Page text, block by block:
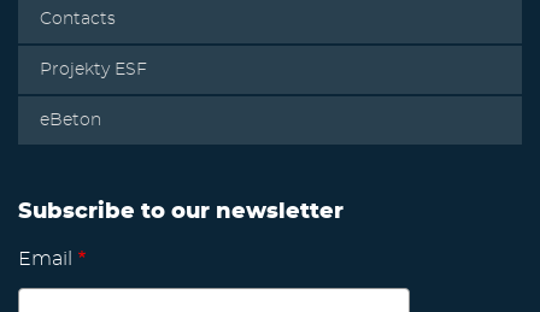
Contacts
Projekty ESF
eBeton
Subscribe to our newsletter
Email